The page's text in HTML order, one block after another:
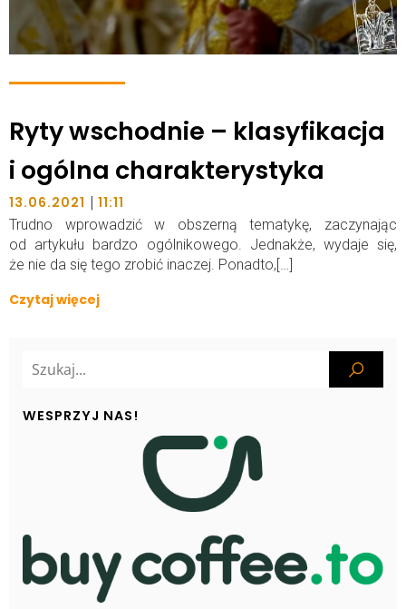
Ryty wschodnie – klasyfikacja
i ogólna charakterystyka
13.06.2021 | 11:11
Trudno wprowadzić w obszerną tematykę, zaczynając
od artykułu bardzo ogólnikowego. Jednakże, wydaje się,
że nie da się tego zrobić inaczej. Ponadto,[…]
Czytaj więcej
WESPRZYJ NAS!